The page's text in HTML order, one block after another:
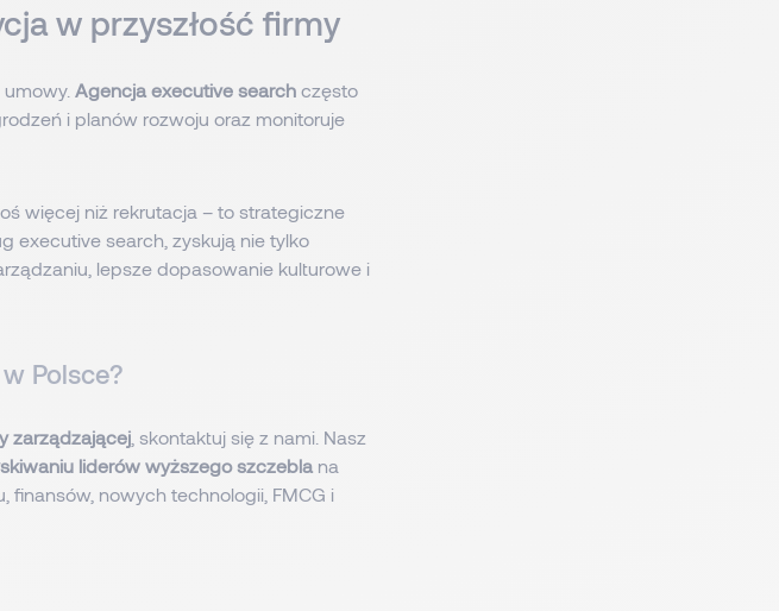
w przyszłość firmy
Agencja executive search często
i planów rozwoju oraz monitoruje
więcej niż rekrutacja – to strategiczne
executive search, zyskują nie tylko
lepsze dopasowanie kulturowe i
Polsce?
zarządzającej , skontaktuj się z nami. Nasz
liderów wyższego szczebla na
finansów, nowych technologii, FMCG i